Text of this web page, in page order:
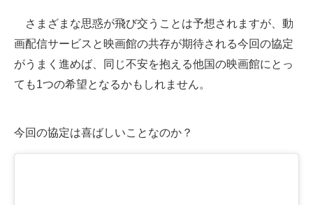
さまざまな思惑が飛び交うことは予想されますが、動
画配信サービスと映画館の共存が期待される今回の協定
がうまく進めば、同じ不安を抱える他国の映画館にとっ
ても1つの希望となるかもしれません。
今回の協定は喜ばしいことなのか？